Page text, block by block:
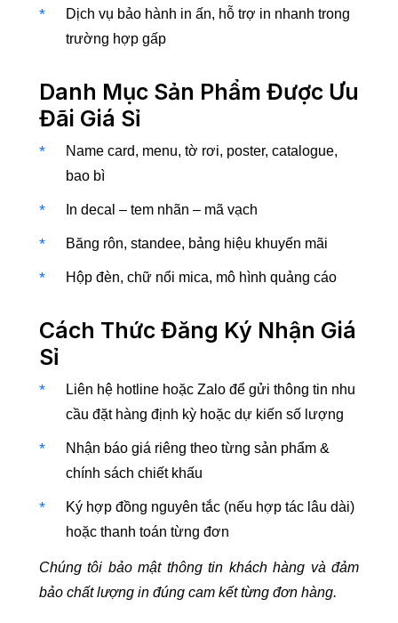
Dịch vụ bảo hành in ấn, hỗ trợ in nhanh trong
trường hợp gấp
Danh Mục Sản Phẩm Được Ưu
Đãi Giá Sỉ
Name card, menu, tờ rơi, poster, catalogue,
bao bì
In decal – tem nhãn – mã vạch
Băng rôn, standee, bảng hiệu khuyến mãi
Hộp đèn, chữ nổi mica, mô hình quảng cáo
Cách Thức Đăng Ký Nhận Giá
Sỉ
Liên hệ hotline hoặc Zalo để gửi thông tin nhu
cầu đặt hàng định kỳ hoặc dự kiến số lượng
Nhận báo giá riêng theo từng sản phẩm &
chính sách chiết khấu
Ký hợp đồng nguyên tắc (nếu hợp tác lâu dài)
hoặc thanh toán từng đơn
Chúng tôi bảo mật thông tin khách hàng và đảm
bảo chất lượng in đúng cam kết từng đơn hàng.